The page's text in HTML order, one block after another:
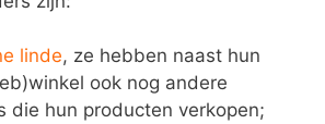
linde, ze hebben naast hun
ook nog andere
die hun producten verkopen;